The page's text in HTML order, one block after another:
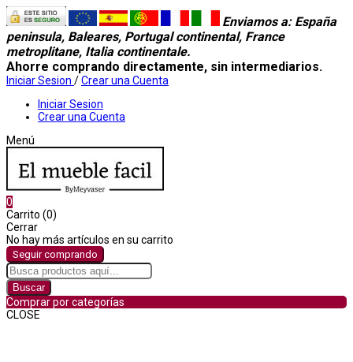
Enviamos a: España
peninsula, Baleares, Portugal continental, France
metroplitane, Italia continentale.
Ahorre comprando directamente, sin intermediarios.
Iniciar Sesion /Crear una Cuenta
Iniciar Sesion
Crear una Cuenta
Menú
0
Carrito (0)
Cerrar
No hay más artículos en su carrito
Seguir comprando
Buscar
Comprar por categorías
CLOSE